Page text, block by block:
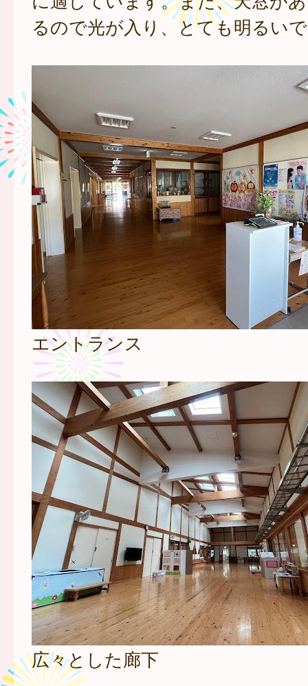
るので光が入り、とても明るい
エントランス
広々とした廊下